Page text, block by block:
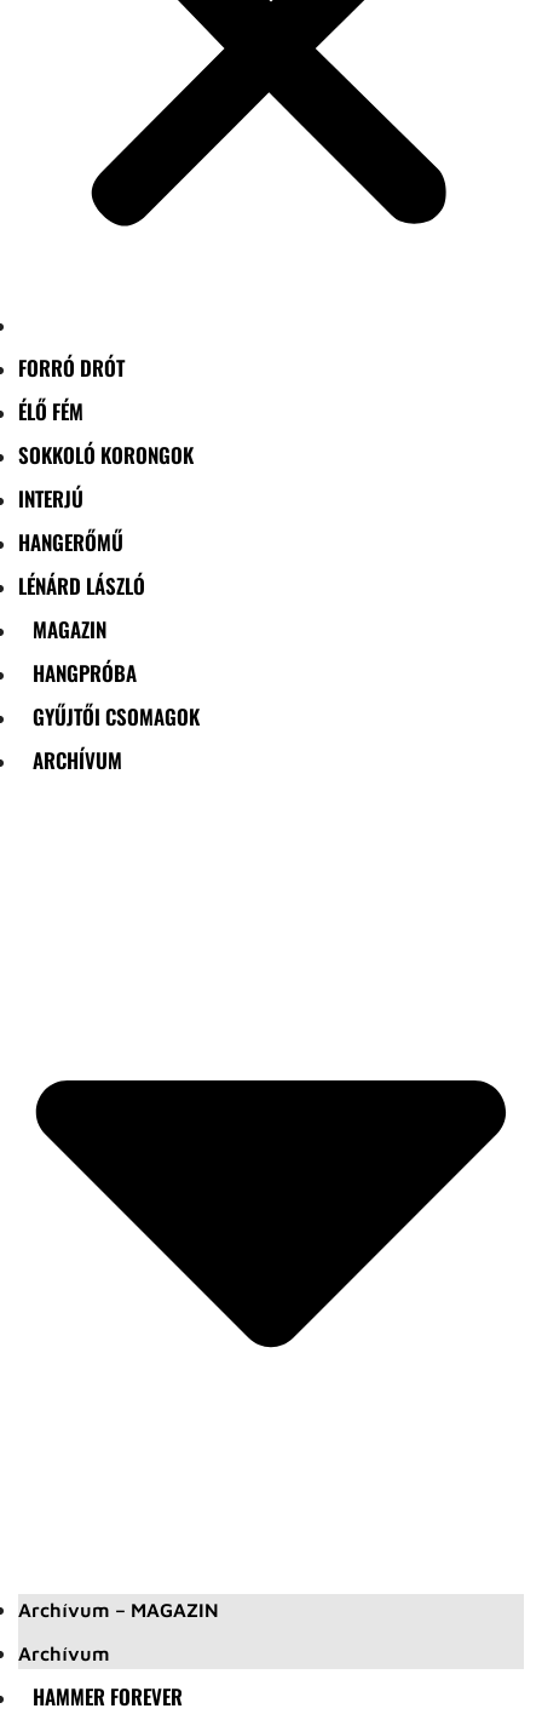
FORRÓ DRÓT
ÉLŐ FÉM
SOKKOLÓ KORONGOK
INTERJÚ
HANGERŐMŰ
LÉNÁRD LÁSZLÓ
MAGAZIN
HANGPRÓBA
GYŰJTŐI CSOMAGOK
ARCHÍVUM
Archívum – MAGAZIN
Archívum
HAMMER FOREVER